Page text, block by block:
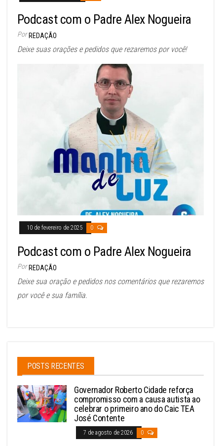
Podcast com o Padre Alex Nogueira
Por REDAÇÃO
Deixe suas orações e pedidos que rezaremos por você!
10 de fevereiro de 2025 0
Podcast com o Padre Alex Nogueira
Por REDAÇÃO
Deixe sua oração e pedidos nos comentários que rezaremos
por você e sua família.
POSTS RECENTES
Governador Roberto Cidade reforça
compromisso com a causa autista ao
celebrar o primeiro ano do Caic TEA
José Contente
7 de agosto de 2026 0